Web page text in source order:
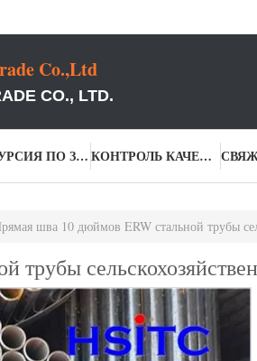
Co.,Ltd
CO., LTD.
ЭКСКУРСИЯ ПО ЗАВОДУ КОНТРОЛЬ КАЧЕСТВА
шва 10 дюймов ERW стальной трубы
трубы